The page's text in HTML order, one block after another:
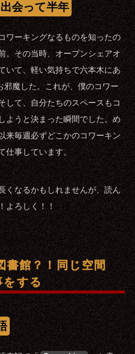
会って半年
ワーキングなるものを知ったの
。その当時、オープンシェアオ
いて、軽い気持ちで六本木にあ
邪魔した。これが、僕のコワー
して、自分たちのスペースもコ
ようと決まった瞬間でした。め
来毎週必ずどこかのコワーキン
仕事しています。
くなるかもしれませんが、読ん
よろしく！！
書館？！同じ空間
をする